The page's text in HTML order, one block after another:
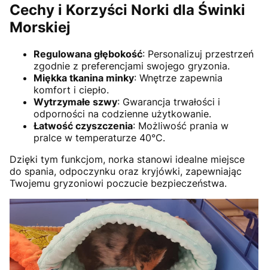
Cechy i Korzyści Norki dla Świnki
Morskiej
Regulowana głębokość: Personalizuj przestrzeń
zgodnie z preferencjami swojego gryzonia.
Miękka tkanina minky: Wnętrze zapewnia
komfort i ciepło.
Wytrzymałe szwy: Gwarancja trwałości i
odporności na codzienne użytkowanie.
Łatwość czyszczenia: Możliwość prania w
pralce w temperaturze 40°C.
Dzięki tym funkcjom, norka stanowi idealne miejsce
do spania, odpoczynku oraz kryjówki, zapewniając
Twojemu gryzoniowi poczucie bezpieczeństwa.